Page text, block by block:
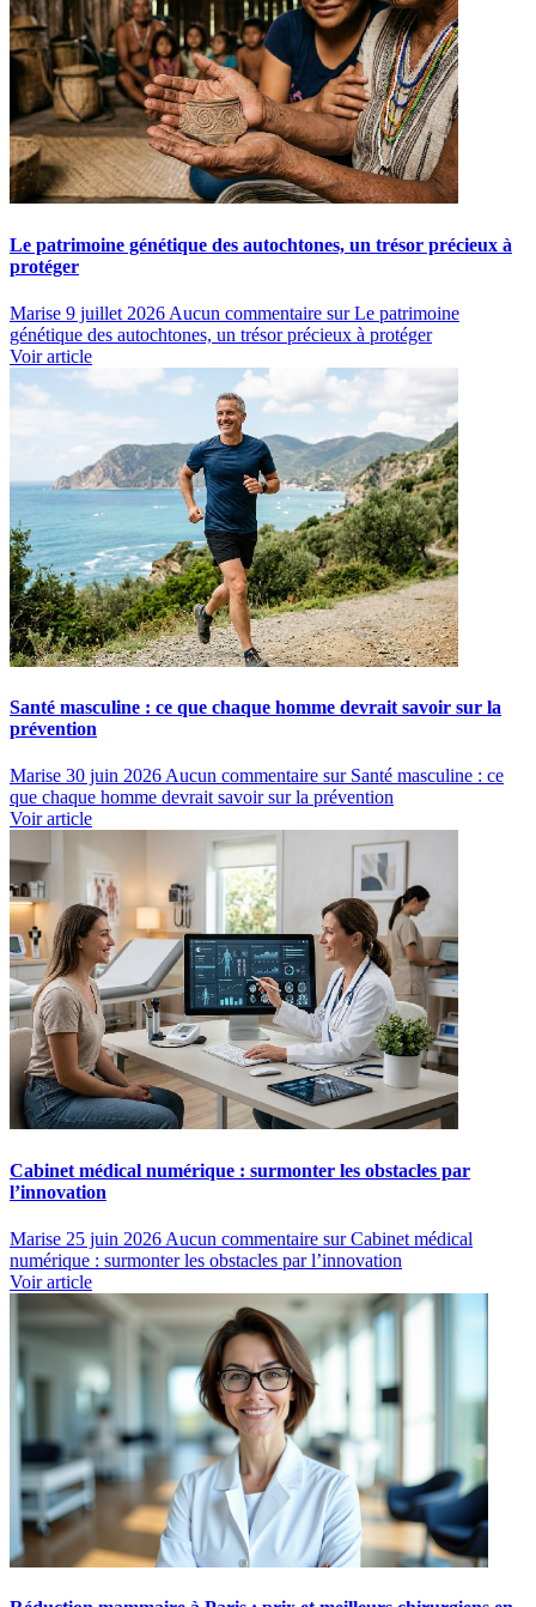
Le patrimoine génétique des autochtones, un trésor précieux à
protéger
Marise 9 juillet 2026 Aucun commentaire sur Le patrimoine
génétique des autochtones, un trésor précieux à protéger
Voir article
Santé masculine : ce que chaque homme devrait savoir sur la
prévention
Marise 30 juin 2026 Aucun commentaire sur Santé masculine : ce
que chaque homme devrait savoir sur la prévention
Voir article
Cabinet médical numérique : surmonter les obstacles par
l’innovation
Marise 25 juin 2026 Aucun commentaire sur Cabinet médical
numérique : surmonter les obstacles par l’innovation
Voir article